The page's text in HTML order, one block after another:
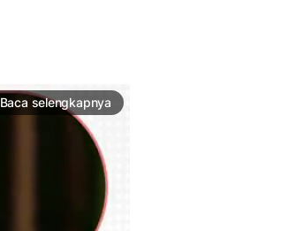
Baca selengkapnya